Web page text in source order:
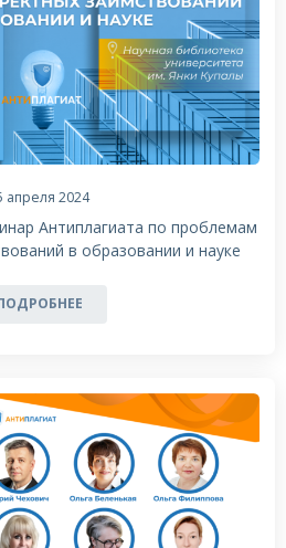
апреля 2024
Антиплагиата по проблемам
в образовании и науке